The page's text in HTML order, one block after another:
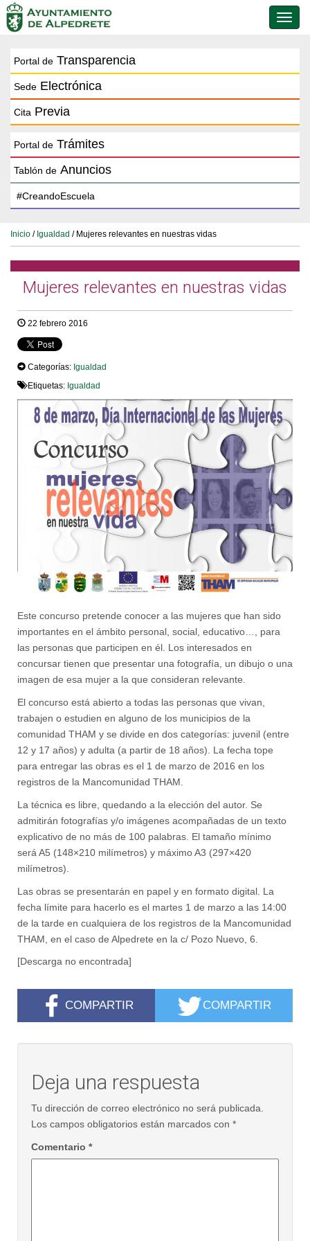
de
Portal de Transparencia
Sede Electrónica
Cita Previa
Portal de Trámites
Tablón de Anuncios
Inicio / Igualdad / Mujeres relevantes en nuestras vidas
Mujeres relevantes en nuestras vidas
22 febrero 2016
Categorías: Igualdad
Etiquetas: Igualdad
Este concurso pretende conocer a las mujeres que han sido
importantes en el ámbito personal, social, educativo…, para
las personas que participen en él. Los interesados en
concursar tienen que presentar una fotografía, un dibujo o una
imagen de esa mujer a la que consideran relevante.
El concurso está abierto a todas las personas que vivan,
trabajen o estudien en alguno de los municipios de la
comunidad THAM y se divide en dos categorías: juvenil (entre
12 y 17 años) y adulta (a partir de 18 años). La fecha tope
para entregar las obras es el 1 de marzo de 2016 en los
registros de la Mancomunidad THAM.
La técnica es libre, quedando a la elección del autor. Se
admitirán fotografías y/o imágenes acompañadas de un texto
explicativo de no más de 100 palabras. El tamaño mínimo
será A5 (148×210 milímetros) y máximo A3 (297×420
milímetros).
Las obras se presentarán en papel y en formato digital. La
fecha límite para hacerlo es el martes 1 de marzo a las 14:00
de la tarde en cualquiera de los registros de la Mancomunidad
THAM, en el caso de Alpedrete en la c/ Pozo Nuevo, 6.
[Descarga no encontrada]
COMPARTIR COMPARTIR
Deja una respuesta
Tu dirección de correo electrónico no será publicada.
Los campos obligatorios están marcados con *
Comentario *